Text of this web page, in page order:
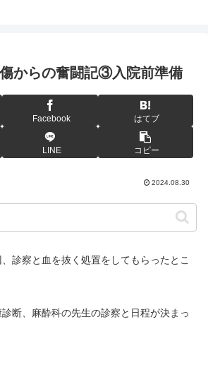
からの奮闘記③入院前準備
Facebook はてブ
LINE コピー
2024.08.30
診察と血を抜く処置をしてもらったとこ
断、麻酔科の先生の診察と日程が決まっ